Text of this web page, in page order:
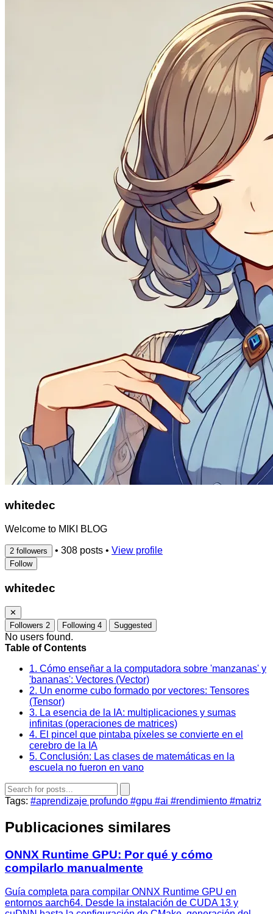
whitedec
Welcome to MIKI BLOG
2 followers • 308 posts • View profile
Follow
whitedec
✕
Followers 2 Following 4 Suggested
No users found.
Table of Contents
1. Cómo enseñar a la computadora sobre 'manzanas' y
'bananas': Vectores (Vector)
2. Un enorme cubo formado por vectores: Tensores
(Tensor)
3. La esencia de la IA: multiplicaciones y sumas
infinitas (operaciones de matrices)
4. El pincel que pintaba píxeles se convierte en el
cerebro de la IA
5. Conclusión: Las clases de matemáticas en la
escuela no fueron en vano
Tags: #aprendizaje profundo #gpu #ai #rendimiento #matriz
Publicaciones similares
ONNX Runtime GPU: Por qué y cómo
compilarlo manualmente
Guía completa para compilar ONNX Runtime GPU en
entornos aarch64. Desde la instalación de CUDA 13 y